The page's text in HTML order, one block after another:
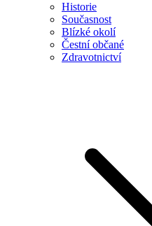
Historie
Současnost
Blízké okolí
Čestní občané
Zdravotnictví